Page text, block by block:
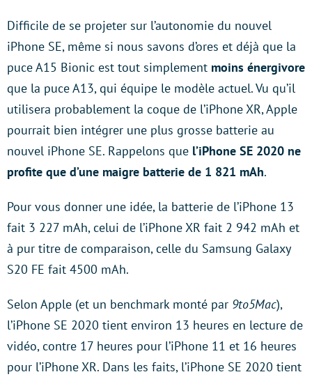
Difficile de se projeter sur l’autonomie du nouvel
iPhone SE, même si nous savons d’ores et déjà que la
puce A15 Bionic est tout simplement moins énergivore
que la puce A13, qui équipe le modèle actuel. Vu qu’il
utilisera probablement la coque de l’iPhone XR, Apple
pourrait bien intégrer une plus grosse batterie au
nouvel iPhone SE. Rappelons que l’iPhone SE 2020 ne
profite que d’une maigre batterie de 1 821 mAh.
Pour vous donner une idée, la batterie de l’iPhone 13
fait 3 227 mAh, celui de l’iPhone XR fait 2 942 mAh et
à pur titre de comparaison, celle du Samsung Galaxy
S20 FE fait 4500 mAh.
Selon Apple (et un benchmark monté par 9to5Mac),
l’iPhone SE 2020 tient environ 13 heures en lecture de
vidéo, contre 17 heures pour l’iPhone 11 et 16 heures
pour l’iPhone XR. Dans les faits, l’iPhone SE 2020 tient